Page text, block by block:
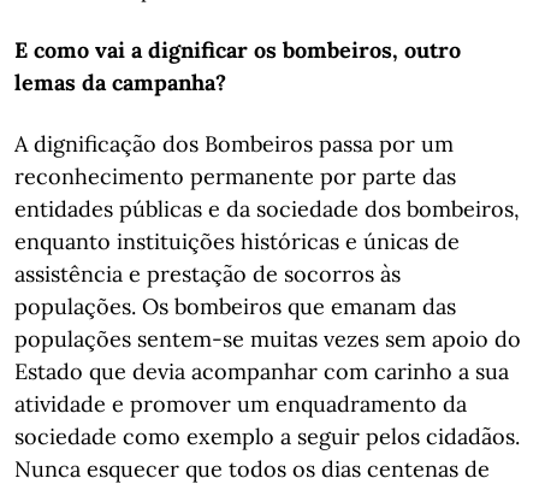
E como vai a dignificar os bombeiros, outro
lemas da campanha?
A dignificação dos Bombeiros passa por um
reconhecimento permanente por parte das
entidades públicas e da sociedade dos bombeiros,
enquanto instituições históricas e únicas de
assistência e prestação de socorros às
populações. Os bombeiros que emanam das
populações sentem-se muitas vezes sem apoio do
Estado que devia acompanhar com carinho a sua
atividade e promover um enquadramento da
sociedade como exemplo a seguir pelos cidadãos.
Nunca esquecer que todos os dias centenas de